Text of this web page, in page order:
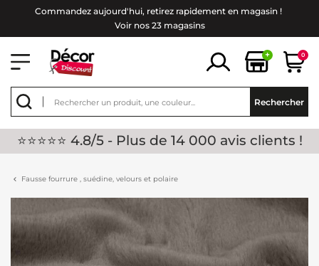
Commandez aujourd'hui, retirez rapidement en magasin !
Voir nos 23 magasins
+ 0
Rechercher
⭐⭐⭐⭐⭐ 4.8/5 - Plus de 14 000 avis clients !
Fausse fourrure , suédine, velours et polaire